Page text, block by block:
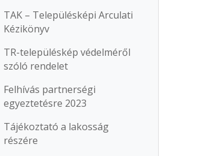
TAK – Településképi Arculati
Kézikönyv
TR-településkép védelméről
szóló rendelet
Felhívás partnerségi
egyeztetésre 2023
Tájékoztató a lakosság
részére